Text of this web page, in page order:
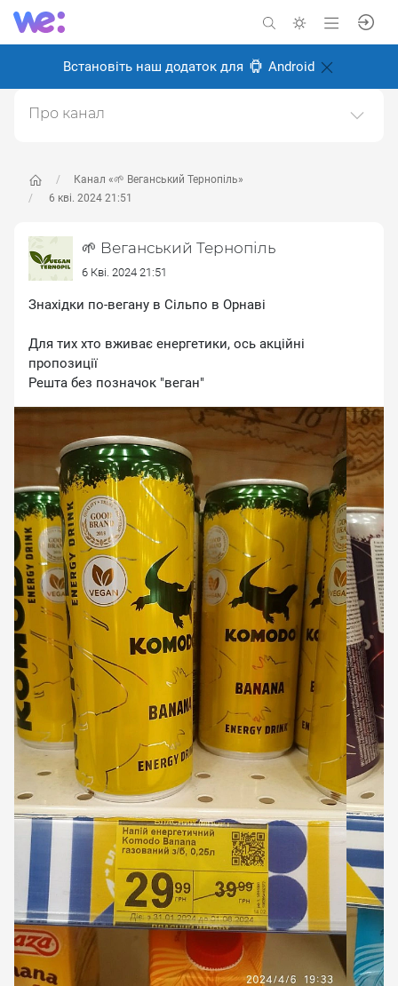
Встановіть наш додаток для Android
Канал «🌱 Веганський Тернопіль»
6 кві. 2024 21:51
🌱 Веганський Тернопіль
6 Кві. 2024 21:51
Знахідки по-вегану в Сільпо в Орнаві
Для тих хто вживає енергетики, ось акційні
пропозиції
Решта без позначок "веган"
Про канал
і робимо місто більш веган дружнім.Щоб
запропонувати новину пишіть адмінці
https://instagram.com/vegan.teДзеркало тґ-каналу.
Створено: 28 травня 2024